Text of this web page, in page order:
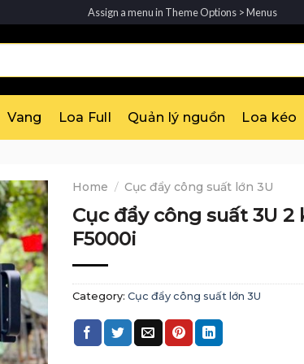
Assign a menu in Theme Options > Menus
Vang Loa Full Quản lý nguồn Loa kéo
Home / Cục đẩy công suất lớn 3U
Cục đẩy công suất 3U 2
F5000i
Category: Cục đẩy công suất lớn 3U